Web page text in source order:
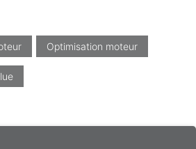
Optimisation moteur